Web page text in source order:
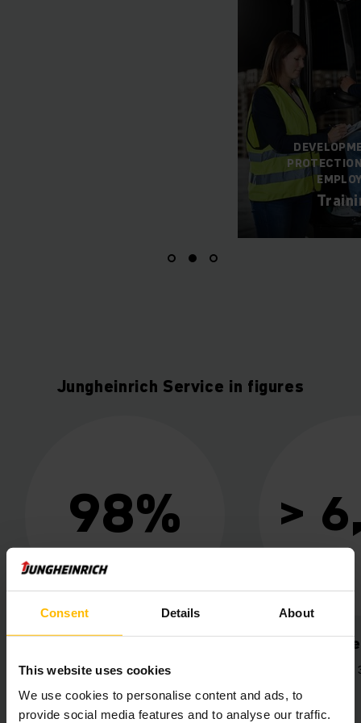
Consent Details About
This website uses cookies
We use cookies to personalise content and ads, to
provide social media features and to analyse our traffic.
DEVELOPMENT AND
PROTECTION OF YOUR
EMPLOYEES
Trainings
Jungheinrich Service in figures
> 6,100
service engineers
At your service 365 days a year.
years of